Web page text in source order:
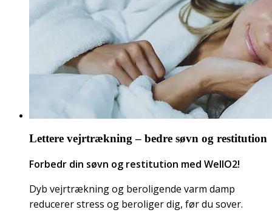
Lettere vejrtrækning – bedre søvn og restitution
Forbedr din søvn og restitution med WellO2!
Dyb vejrtrækning og beroligende varm damp
reducerer stress og beroliger dig, før du sover.